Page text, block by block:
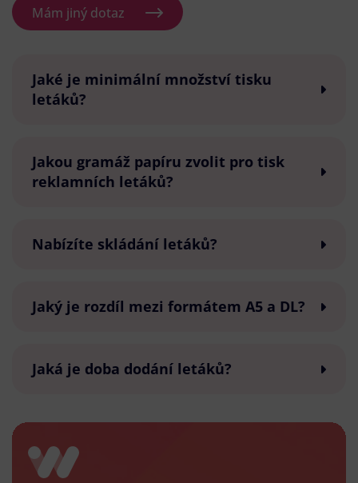
Mám jiný dotaz
Jaké je minimální množství tisku
letáků?
Jakou gramáž papíru zvolit pro tisk
reklamních letáků?
Nabízíte skládání letáků?
Jaký je rozdíl mezi formátem A5 a DL?
Jaká je doba dodání letáků?